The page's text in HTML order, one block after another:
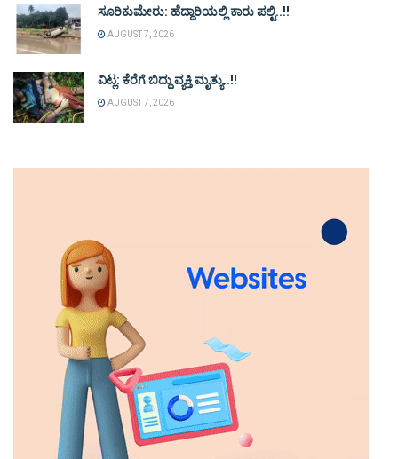
ಸೂರಿಕುಮೇರು: ಹೆದ್ದಾರಿಯಲ್ಲಿ ಕಾರು ಪಲ್ಟಿ..!!
AUGUST 7, 2026
ವಿಟ್ಲ: ಕೆರೆಗೆ ಬಿದ್ದು ವ್ಯಕ್ತಿ ಮೃತ್ಯು..!!
AUGUST 7, 2026